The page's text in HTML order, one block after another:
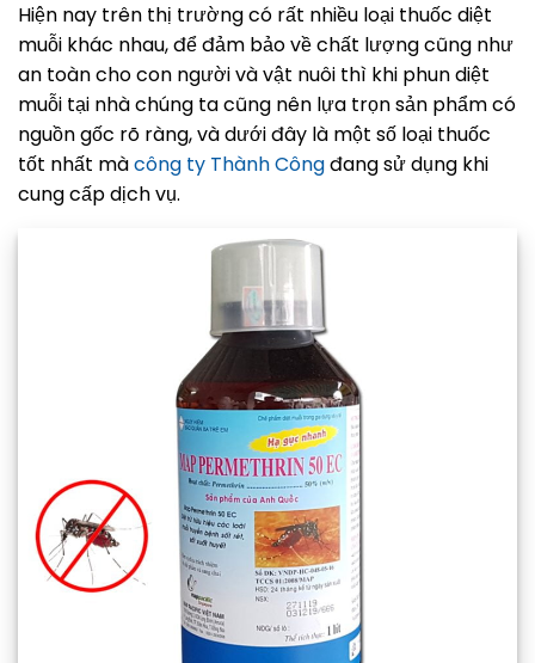
Hiện nay trên thị trường có rất nhiều loại thuốc diệt
muỗi khác nhau, để đảm bảo về chất lượng cũng như
an toàn cho con người và vật nuôi thì khi phun diệt
muỗi tại nhà chúng ta cũng nên lựa trọn sản phẩm có
nguồn gốc rõ ràng, và dưới đây là một số loại thuốc
tốt nhất màcông ty Thành Côngđang sử dụng khi
cung cấp dịch vụ.